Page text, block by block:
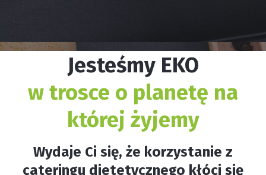
Jesteśmy EKO
w trosce o planetę na
której żyjemy
Wydaje Ci się, że korzystanie z
cateringu dietetycznego kłóci się